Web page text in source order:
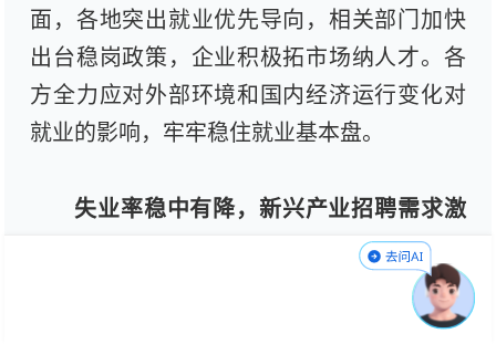
面，各地突出就业优先导向，相关部门加快
出台稳岗政策，企业积极拓市场纳人才。各
方全力应对外部环境和国内经济运行变化对
就业的影响，牢牢稳住就业基本盘。
失业率稳中有降，新兴产业招聘需求激
4月20日，200多家广东企事业单位携